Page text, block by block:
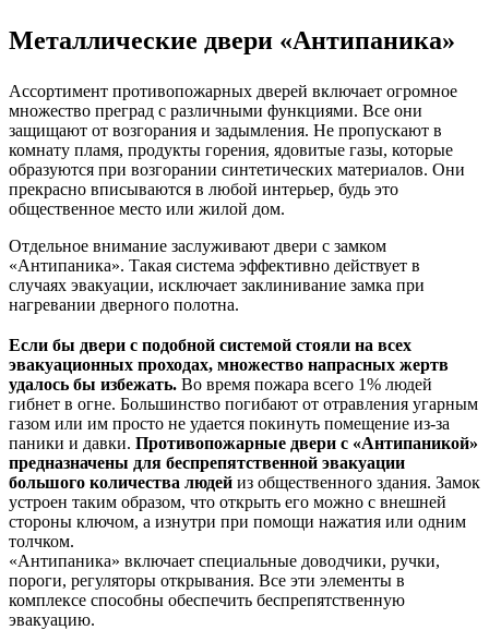
Металлические двери «Антипаника»
Ассортимент противопожарных дверей включает огромное
множество преград с различными функциями. Все они
защищают от возгорания и задымления. Не пропускают в
комнату пламя, продукты горения, ядовитые газы, которые
образуются при возгорании синтетических материалов. Они
прекрасно вписываются в любой интерьер, будь это
общественное место или жилой дом.
Отдельное внимание заслуживают двери с замком
«Антипаника». Такая система эффективно действует в
случаях эвакуации, исключает заклинивание замка при
нагревании дверного полотна.
Если бы двери с подобной системой стояли на всех
эвакуационных проходах, множество напрасных жертв
удалось бы избежать. Во время пожара всего 1% людей
гибнет в огне. Большинство погибают от отравления угарным
газом или им просто не удается покинуть помещение из-за
паники и давки. Противопожарные двери с «Антипаникой»
предназначены для беспрепятственной эвакуации
большого количества людей из общественного здания. Замок
устроен таким образом, что открыть его можно с внешней
стороны ключом, а изнутри при помощи нажатия или одним
толчком.
«Антипаника» включает специальные доводчики, ручки,
пороги, регуляторы открывания. Все эти элементы в
комплексе способны обеспечить беспрепятственную
эвакуацию.